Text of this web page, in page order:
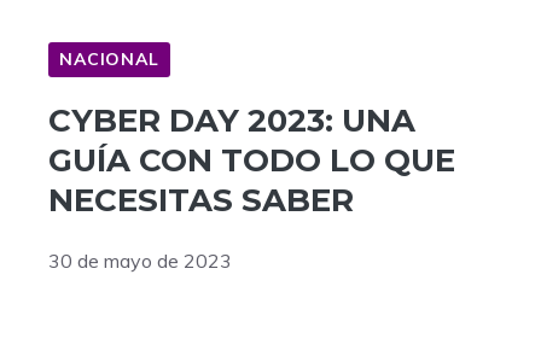
NACIONAL
CYBER DAY 2023: UNA
GUÍA CON TODO LO QUE
NECESITAS SABER
30 de mayo de 2023